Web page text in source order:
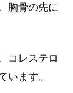
胸骨の先に
コレステロ
います。